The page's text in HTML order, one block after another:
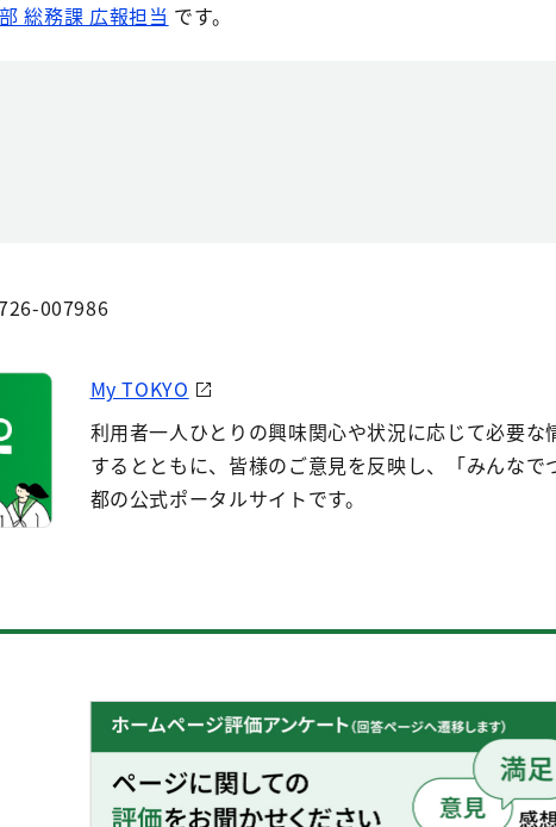
総務課 広報担当 です。
007986
My TOKYO
利用者一人ひとりの興味関心や状況に応じて必要な
するとともに、皆様のご意見を反映し、「みんなで
都の公式ポータルサイトです。